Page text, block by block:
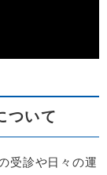
ついて
受診や日々の運